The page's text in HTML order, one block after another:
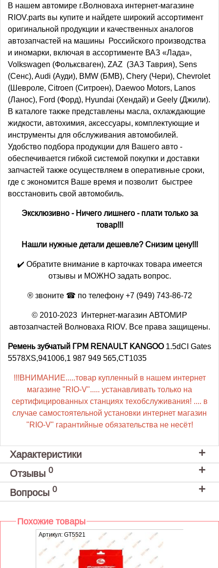
В нашем автомире г.Волноваха интернет-магазине
RIOV.parts вы купите и найдете широкий ассортимент
оригинальной продукции и качественных аналогов
автозапчастей на машины Российского производства
и иномарки, включая в ассортименте ВАЗ «Лада»,
Volkswagen (Фольксваген), ZAZ (ЗАЗ Таврия), Sens
(Сенс), Audi (Ауди), BMW (БМВ), Chery (Чери), Chevrolet
(Шевроле, Citroen (Ситроен), Daewoo Motors, Lanos
(Ланос), Ford (Форд), Hyundai (Хендай) и Geely (Джили).
В каталоге также представлены масла, охлаждающие
жидкости, автохимия, аксессуары, комплектующие и
инструменты для обслуживания автомобилей.
Удобство подбора продукции для Вашего авто -
обеспечивается гибкой системой покупки и доставки
запчастей также осуществляем в оперативные сроки,
где с экономится Ваше время и позволит быстрее
восстановить свой автомобиль.
Эксклюзивно - Ничего лишнего - плати только за
товар!!!
Нашли нужные детали дешевле? Снизим цену!!!
✔️ Обратите внимание в карточках товара имеется
отзывы и МОЖНО задать вопрос.
® звоните ☎ по телефону +7 (949) 743-86-72
© 2010-2023 Интернет-магазин АВТОМИР
автозапчастей Волноваха RIOV. Все права защищены.
Ремень зубчатый ГРМ RENAULT KANGOO1.5dCI Gates
5578XS,941006,1 987 949 565,CT1035
!!!ВНИМАНИЕ.....товар купленный в нашем интернет
магазине "RIO-V"..... устанавливать только на
сертифицированных станциях техобслуживания! .... в
случае самостоятельной установки интернет магазин
"RIO-V" гарантийные обязательства не несёт!
Характеристики
Отзывы 0
Вопросы 0
Похожие товары
Артикул: GT5521